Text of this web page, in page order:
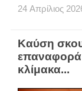
24 Απρίλιος
Καύση
επαναφορά
κλίμακα...